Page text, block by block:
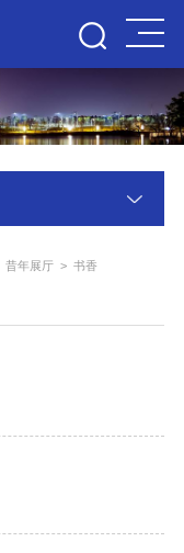
昔年展厅> 书香